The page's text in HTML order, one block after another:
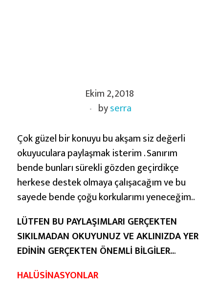
n
e
c
i
l
e
r
i
n
G
Ekim 2, 2018
byserra
Çok güzel bir konuyu bu akşam siz değerli
okuyuculara paylaşmak isterim . Sanırım
bende bunları sürekli gözden geçirdikçe
herkese destek olmaya çalışacağım ve bu
sayede bende çoğu korkularımı yeneceğim..
LÜTFEN BU PAYLAŞIMLARI GERÇEKTEN
SIKILMADAN OKUYUNUZ VE AKLINIZDA YER
EDİNİN GERÇEKTEN ÖNEMLİ BİLGİLER...
HALÜSİNASYONLAR